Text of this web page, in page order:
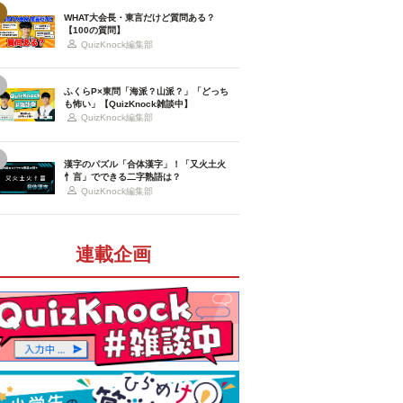
WHAT大会長・東言だけど質問ある？
【100の質問】
QuizKnock編集部
ふくらP×東問「海派？山派？」「どっち
も怖い」【QuizKnock雑談中】
QuizKnock編集部
漢字のパズル「合体漢字」！「又火土火
忄言」でできる二字熟語は？
QuizKnock編集部
連載企画